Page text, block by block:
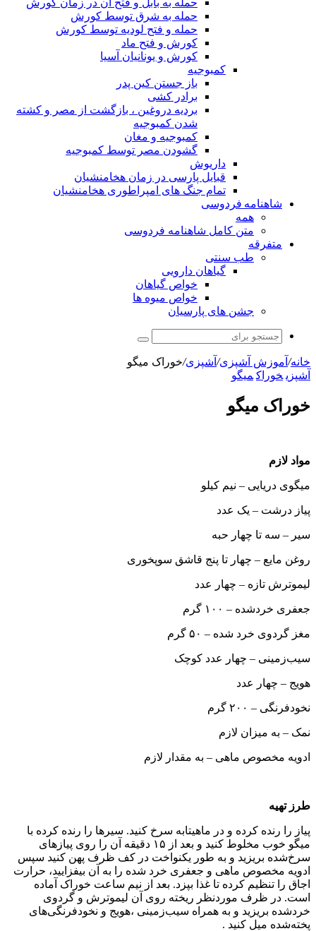
حمله به بابل و فتح آن در زمان کورش
حمله به شرق توسط کورش
حمله و فتح لودیه توسط کورش
کورش و فتح ماد
کورش و یونانیان آسیا
کمبوجیه
باز جستن کین پدر
برادر کشی
بردیه دروغین ، بازگشت از مصر و کشته
شدن کمبوجیه
کمبوجیه و مغان
گشودن مصر توسط کمبوجیه
داریوش
قبایل پارسی در زمان هخامنشیان
تمام جنگ های امپراطوری هخامنشیان
شاهنامه فردوسی
همه
متن کامل شاهنامه فردوسی
متفرقه
طب سنتی
گیاهان دارویی
خواص گیاهان
خواص میوه ها
جشن های پارسیان
جستجو
برای
خانه/ آموزش آشپزی/ آشپزی/خوراک میگو
آشپزی خوراک میگو
خوراک میگو
مواد لازم
میگوی دریایی – نیم کیلو
پیاز درشت – یک عدد
سیر – سه تا چهار حبه
روغن مایع – چهار تا پنج قاشق سوپخوری
لیموترش تازه – چهار عدد
جعفری خردشده – ۱۰۰ گرم
مغز گردوی خرد شده – ۵۰ گرم
سیب‌زمینی – چهار عدد کوچک
هویج – چهار عدد
نخودفرنگی – ۲۰۰ گرم
نمک – به میزان لازم
ادویه مخصوص ماهی – به مقدار لازم
طرز تهیه
پیاز را رنده کرده و در ماهیتابه سرخ کنید. سیرها را رنده کرده با
میگو خوب مخلوط کنید و بعد از ۱۵ دقیقه آن را روی پیازهای
سرخ‌شده بریزید و به طور یکنواخت در کف ظرف پهن کنید سپس
ادویه مخصوص ماهی و جعفری خرد شده را به آن بیفزایید، حرارت
اجاق را تنظیم کرده تا غذا بپزد. بعد از نیم ساعت خوراک آماده
است. در ظرف موردنظر ریخته روی آن لیموترش و گردوی
خردشده بریزید و به همراه سیب‌زمینی ،هویج و نخودفرنگی‌های
پخته‌شده میل کنید .